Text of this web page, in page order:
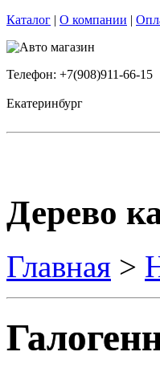
Каталог | О компании |
Телефон: +7(908)911-66-15
Екатеринбург
Дерево
Главная >